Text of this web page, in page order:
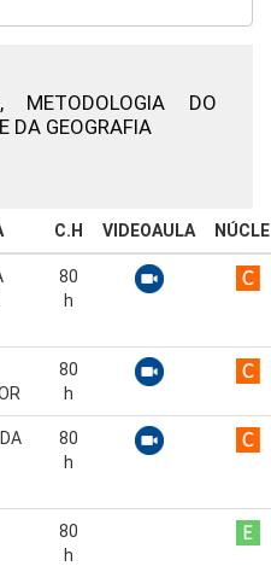
METODOLOGIA DO
DA GEOGRAFIA
C.H VIDEOAULA
80
h
80
h
80
h
80
h